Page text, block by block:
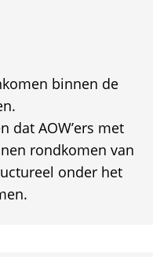
binnen de
dat AOW’ers met
rondkomen van
onder het